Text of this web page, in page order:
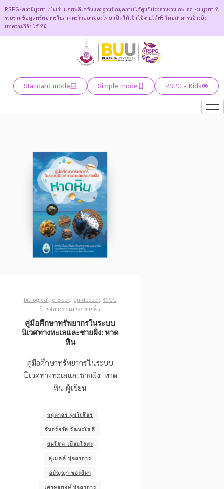
RSPG-สถานีบูรพา เป็นเว็บแอพพลิเคชันและฐานข้อมูลภายใต้ศูนย์ประสานงาน อพ.สธ.-ม.บูรพา ที่
รวบรวมข้อมูลทรัพยากรในภาคตะวันออกของไทย เปิดให้เข้าใช้งานได้ฟรี โดยสามารถอ้างอิง
บทความวิจัยได้ ที่นี่
Standard mode Simple mode RSPG - Kids
biological, e-Book, guidebook, ระบบ
นิเวศทางทะเลและชายฝั่ง
คู่มือศึกษาทรัพยากรในระบบ
นิเวศทางทะเลและชายฝั่ง: หาด
หิน
คู่มือศึกษาทรัพยากรในระบบ
นิเวศทางทะเลและชายฝั่ง: หาด
หิน ผู้เขียน
กฤดาอร จุนวิเชียร
จันทร์จรัส วัฒนะโชติ
สมโชค เนียนไธสง
สุเมตต์ ปุจฉาการ
อนัญญา ทองสิมา